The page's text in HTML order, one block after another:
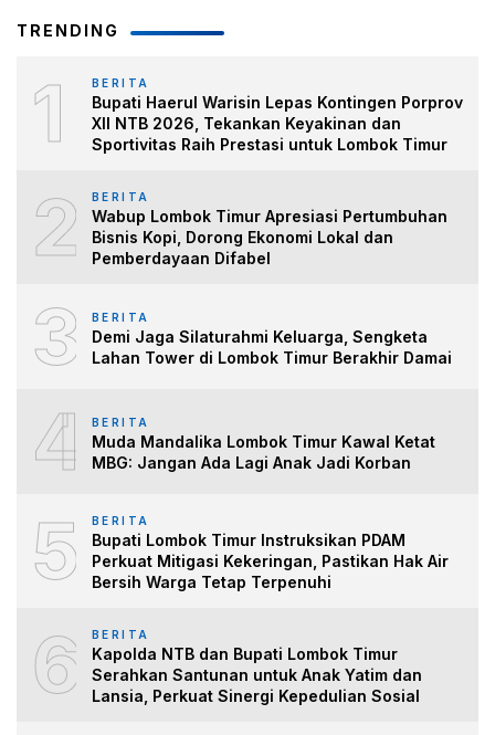
TRENDING
1 BERITA
Bupati Haerul Warisin Lepas Kontingen Porprov
XII NTB 2026, Tekankan Keyakinan dan
Sportivitas Raih Prestasi untuk Lombok Timur
2 BERITA
Wabup Lombok Timur Apresiasi Pertumbuhan
Bisnis Kopi, Dorong Ekonomi Lokal dan
Pemberdayaan Difabel
3 BERITA
Demi Jaga Silaturahmi Keluarga, Sengketa
Lahan Tower di Lombok Timur Berakhir Damai
4 BERITA
Muda Mandalika Lombok Timur Kawal Ketat
MBG: Jangan Ada Lagi Anak Jadi Korban
5 BERITA
Bupati Lombok Timur Instruksikan PDAM
Perkuat Mitigasi Kekeringan, Pastikan Hak Air
Bersih Warga Tetap Terpenuhi
6 BERITA
Kapolda NTB dan Bupati Lombok Timur
Serahkan Santunan untuk Anak Yatim dan
Lansia, Perkuat Sinergi Kepedulian Sosial